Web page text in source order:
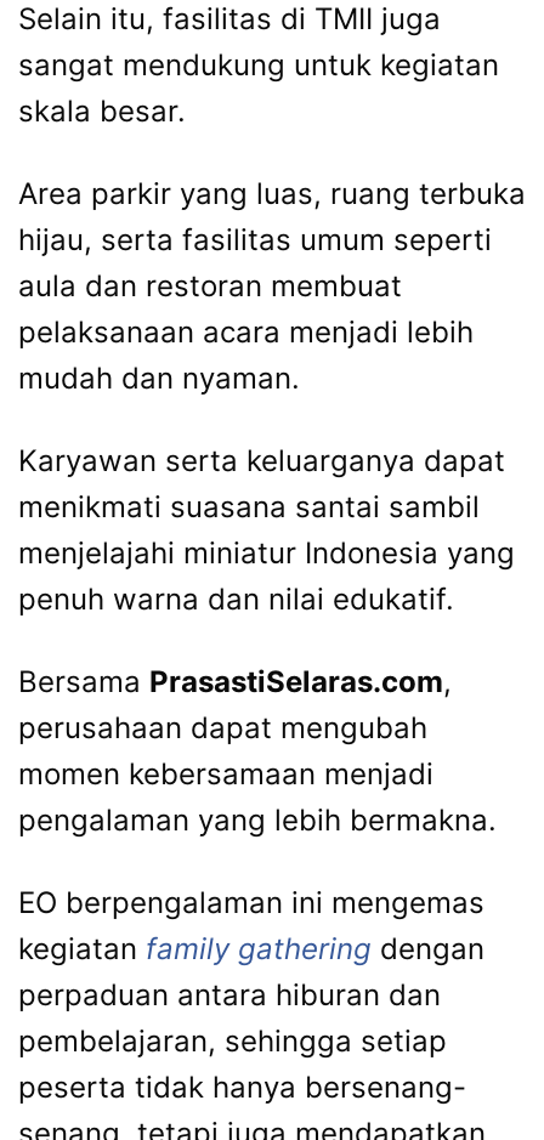
Selain itu, fasilitas di TMII juga
sangat mendukung untuk kegiatan
skala besar.
Area parkir yang luas, ruang terbuka
hijau, serta fasilitas umum seperti
aula dan restoran membuat
pelaksanaan acara menjadi lebih
mudah dan nyaman.
Karyawan serta keluarganya dapat
menikmati suasana santai sambil
menjelajahi miniatur Indonesia yang
penuh warna dan nilai edukatif.
Bersama PrasastiSelaras.com,
perusahaan dapat mengubah
momen kebersamaan menjadi
pengalaman yang lebih bermakna.
EO berpengalaman ini mengemas
kegiatan family gathering dengan
perpaduan antara hiburan dan
pembelajaran, sehingga setiap
peserta tidak hanya bersenang-